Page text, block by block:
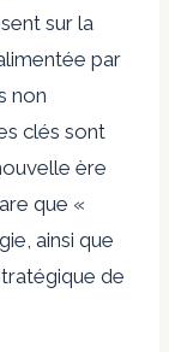
sur la
par
non
clés sont
ère
que «
ainsi que
de